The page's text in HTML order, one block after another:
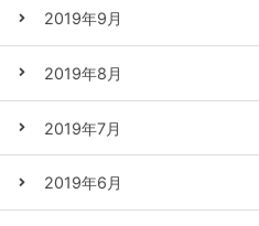
2019年9月
2019年8月
2019年7月
2019年6月